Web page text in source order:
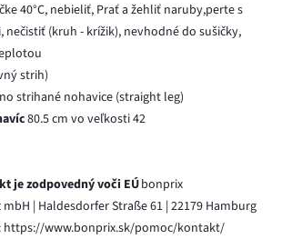
40°C, nebieliť, Prať a žehliť naruby,perte s
(kruh - krížik), nevhodné do sušičky,
strih)
strihané nohavice (straight leg)
80.5 cm vo veľkosti 42
je zodpovedný voči EÚbonprix
| Haldesdorfer Straße 61 | 22179 Hamburg
https://www.bonprix.sk/pomoc/kontakt/